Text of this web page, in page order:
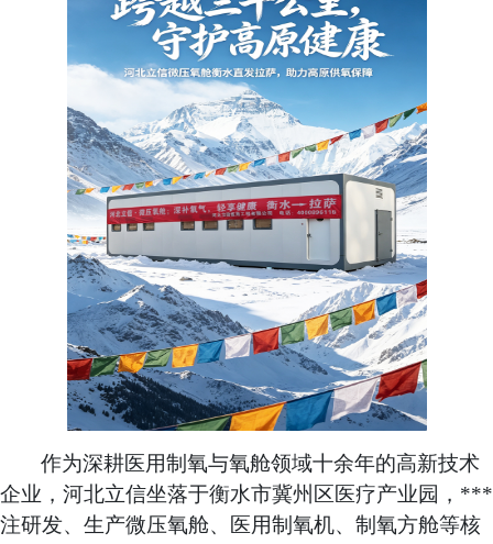
作为深耕医用制氧与氧舱领域十余年的高新技术
企业，河北立信坐落于衡水市冀州区医疗产业园，***
注研发、生产微压氧舱、医用制氧机、 制氧方舱等核